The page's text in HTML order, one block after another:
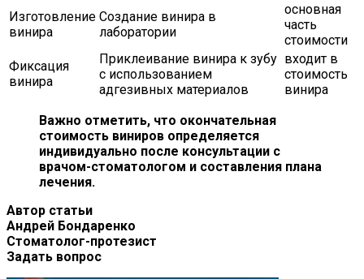
Изготовление
винира
Создание винира в
лаборатории
основная
часть
стоимости
Фиксация
винира
Приклеивание винира к зубу
с использованием
адгезивных материалов
входит в
стоимость
винира
Важно отметить, что окончательная
стоимость виниров определяется
индивидуально после консультации с
врачом-стоматологом и составления плана
лечения.
Автор статьи
Андрей Бондаренко
Стоматолог-протезист
Задать вопрос